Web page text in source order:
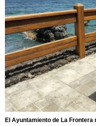
El Ayuntamiento de La Frontera